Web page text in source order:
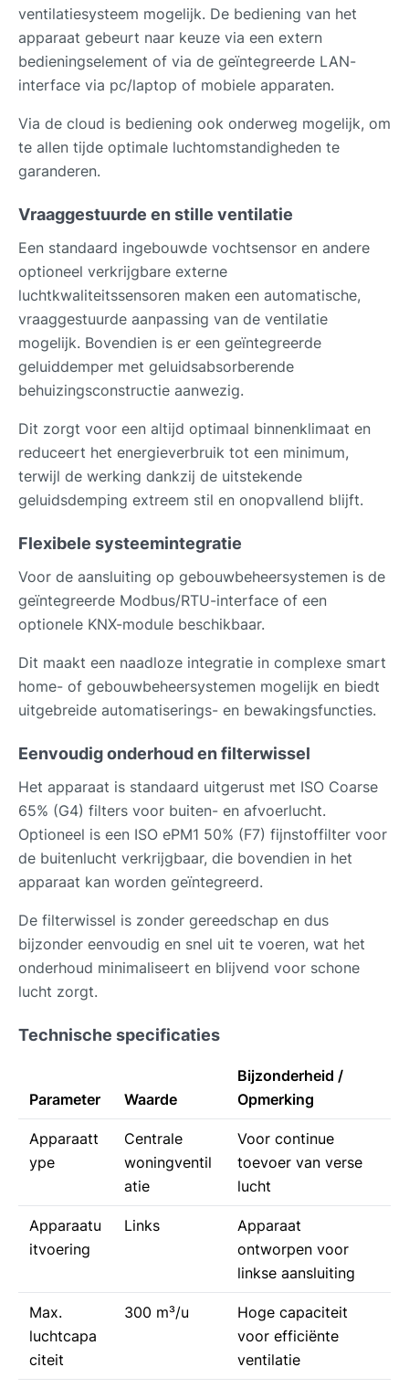
ventilatiesysteem mogelijk. De bediening van het
apparaat gebeurt naar keuze via een extern
bedieningselement of via de geïntegreerde LAN-
interface via pc/laptop of mobiele apparaten.
Via de cloud is bediening ook onderweg mogelijk, om
te allen tijde optimale luchtomstandigheden te
garanderen.
Vraaggestuurde en stille ventilatie
Een standaard ingebouwde vochtsensor en andere
optioneel verkrijgbare externe
luchtkwaliteitssensoren maken een automatische,
vraaggestuurde aanpassing van de ventilatie
mogelijk. Bovendien is er een geïntegreerde
geluiddemper met geluidsabsorberende
behuizingsconstructie aanwezig.
Dit zorgt voor een altijd optimaal binnenklimaat en
reduceert het energieverbruik tot een minimum,
terwijl de werking dankzij de uitstekende
geluidsdemping extreem stil en onopvallend blijft.
Flexibele systeemintegratie
Voor de aansluiting op gebouwbeheersystemen is de
geïntegreerde Modbus/RTU-interface of een
optionele KNX-module beschikbaar.
Dit maakt een naadloze integratie in complexe smart
home- of gebouwbeheersystemen mogelijk en biedt
uitgebreide automatiserings- en bewakingsfuncties.
Eenvoudig onderhoud en filterwissel
Het apparaat is standaard uitgerust met ISO Coarse
65% (G4) filters voor buiten- en afvoerlucht.
Optioneel is een ISO ePM1 50% (F7) fijnstoffilter voor
de buitenlucht verkrijgbaar, die bovendien in het
apparaat kan worden geïntegreerd.
De filterwissel is zonder gereedschap en dus
bijzonder eenvoudig en snel uit te voeren, wat het
onderhoud minimaliseert en blijvend voor schone
lucht zorgt.
Technische specificaties
Parameter Waarde
Bijzonderheid /
Opmerking
Apparaatt
ype
Centrale
woningventil
atie
Voor continue
toevoer van verse
lucht
Apparaatu
itvoering
Links
Apparaat
ontworpen voor
linkse aansluiting
Max.
luchtcapa
citeit
300 m³/u
Hoge capaciteit
voor efficiënte
ventilatie